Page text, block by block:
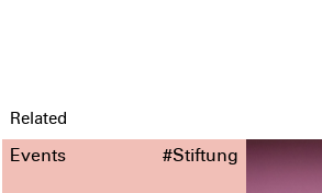
Related
Events #Stiftung